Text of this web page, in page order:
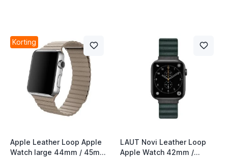
Korting
Apple Leather Loop Apple
Watch large 44mm / 45mm
LAUT Novi Leather Loop
Apple Watch 42mm /